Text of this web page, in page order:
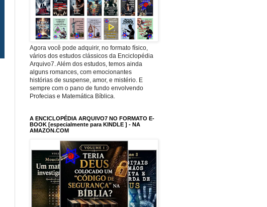
Agora você pode adquirir, no formato físico,
vários dos estudos clássicos da Enciclopédia
Arquivo7. Além dos estudos, temos ainda
alguns romances, com emocionantes
histórias de suspense, amor, e mistério. E
sempre com o pano de fundo envolvendo
Profecias e Matemática Bíblica.
A ENCICLOPÉDIA ARQUIVO7 NO FORMATO E-
BOOK [especialmente para KINDLE ] - NA
AMAZON.COM